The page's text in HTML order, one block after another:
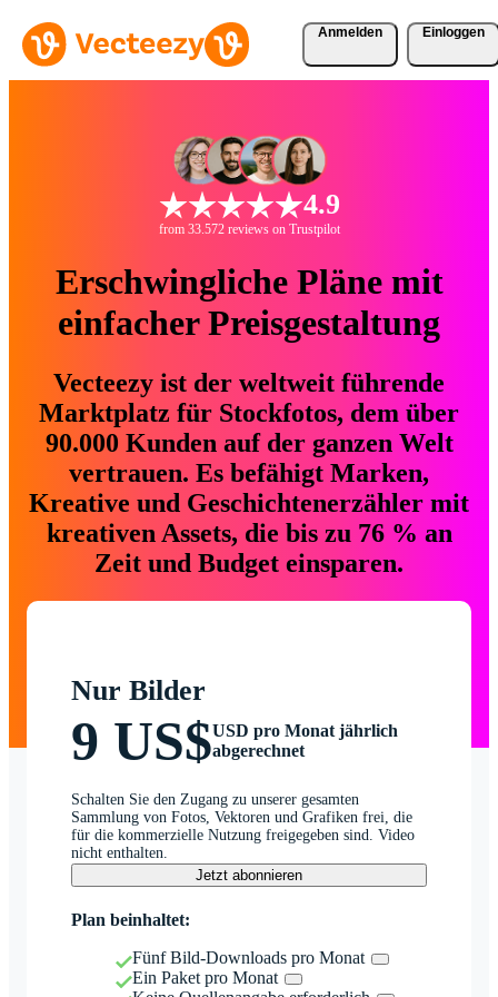
Anmelden Einloggen
4.9
from 33.572 reviews on Trustpilot
Erschwingliche Pläne mit
einfacher Preisgestaltung
Vecteezy ist der weltweit führende
Marktplatz für Stockfotos, dem über
90.000 Kunden auf der ganzen Welt
vertrauen. Es befähigt Marken,
Kreative und Geschichtenerzähler mit
kreativen Assets, die bis zu 76 % an
Zeit und Budget einsparen.
Nur Bilder
9 US$USD pro Monat jährlich
abgerechnet
Schalten Sie den Zugang zu unserer gesamten
Sammlung von Fotos, Vektoren und Grafiken frei, die
für die kommerzielle Nutzung freigegeben sind. Video
nicht enthalten.
Jetzt abonnieren
Plan beinhaltet:
Fünf Bild-Downloads pro Monat
Ein Paket pro Monat